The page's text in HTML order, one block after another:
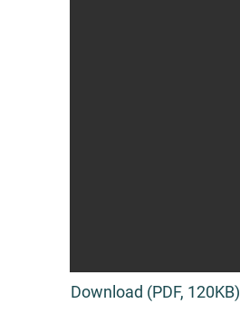
Download (PDF, 120KB)